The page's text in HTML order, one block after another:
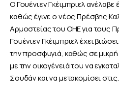
Ο Γουένιεν Γκέιμπριελ
καθώς έγινε ο νέος Πρέσβης
Αρμοστείας του ΟΗΕ για τους
Γουένιεν Γκέιμπριελ έχει
την προσφυγιά, καθώς σε μικρή
με την οικογένειά του να
Σουδάν και να μετακομίσει στις…